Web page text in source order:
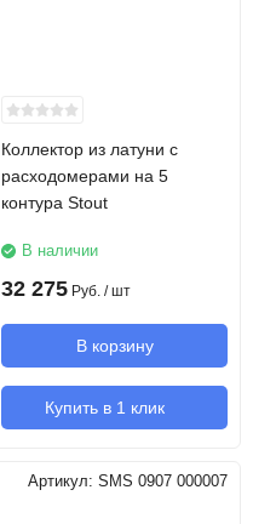
Коллектор из латуни с
расходомерами на 5
контура Stout
В наличии
32 275 Руб. / шт
В корзину
Купить в 1 клик
Артикул: SMS 0907 000007